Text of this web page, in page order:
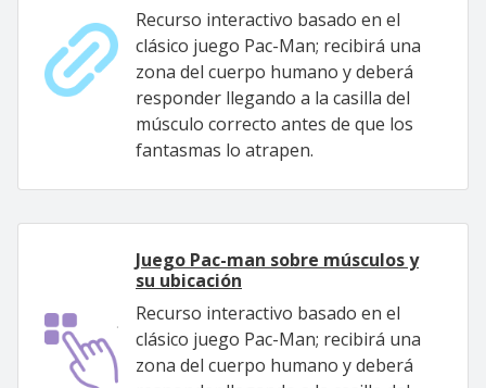
Recurso interactivo basado en el
clásico juego Pac-Man; recibirá una
zona del cuerpo humano y deberá
responder llegando a la casilla del
músculo correcto antes de que los
fantasmas lo atrapen.
Juego Pac-man sobre músculos y
su ubicación
Recurso interactivo basado en el
clásico juego Pac-Man; recibirá una
zona del cuerpo humano y deberá